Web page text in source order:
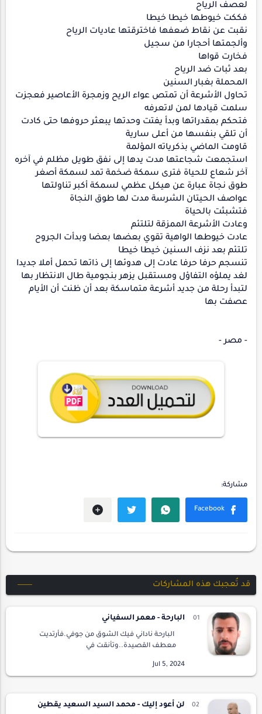
لعصف الرياح
فككت خيوطها خيطا خيطا
نقبت عن نقاط ضعفها فاخترقتها عاديات الرياح
وألجمتها أحجارا من سجيل
فخارت قواها
بعد ثبات ضد الرياح
المحملة بغبار السنين
تحاول الأشرعة أن تمتص عواء الريح وزمجرة الأعاصير فعجزت
سلمت قيادها لمن لاتعرفه
فتحكم بمقدراتها وبدأ يفتت وحدتها يبعثر حروفها حتى كادت
أن تلقي بنفسها من أعلى سارية
قاومت الماضي بذكرياته المؤلمة
استجمعت شجاعتها مدت يدها إلى نفق طويل مظلم في آخره
آخر شعاع للحياة فترى سمكة ضخمة تمد لسمكة أصغر
طوق نجاة عبارة عن هيكل عظمي لسمكة أكبر تناولتها
عواصف الحيتان الشرسة مدت لها طوق النجاة
فتشبثت بالحياة
وعادت الأشرعة الممزقة لتلتئم
عادت خيوطها الواهية تقوي بعضها بعضا وبدأت الجروح
تلتئم بعد نزف السنين خيطا خيطا
تنسجم حرفا حرفا عادت إلى هدوئها إلى ذاتها تحمل أملا جديدا
لغد يملؤه التفاؤل ومستقبل يزهر بنجومية طال الانتظار بها
لتبدأ رحلة من جديد أشرعة متماسكة بعد أن ظنت أن الأيام
عصفت بها
- مصر -
قد تُعجبك هذه المشاركات
البارحة - معمر السفياني
البارحة ناداني فيك الشوق من جوفي.فأرتديت
معطف القصيدة..وتأنقت في
الخيالعلى منتجعات التفكير ..فقال:لقد مرت من
هنا ,,وتلك أثار همساته…
لن أعود إليك - محمد السيد السعيد يقطين